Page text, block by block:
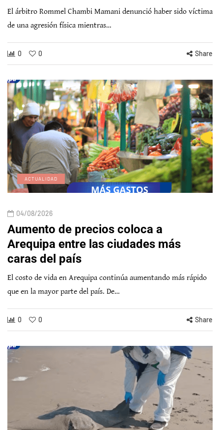
El árbitro Rommel Chambi Mamani denunció haber sido víctima
de una agresión física mientras…
0 0 Share
ACTUALIDAD
04/08/2026
Aumento de precios coloca a
Arequipa entre las ciudades más
caras del país
El costo de vida en Arequipa continúa aumentando más rápido
que en la mayor parte del país. De…
0 0 Share